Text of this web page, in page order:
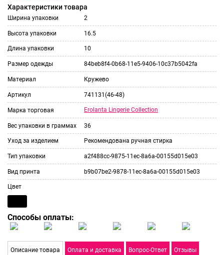
Характеристики товара
Ширина упаковки 2
Высота упаковки 16.5
Длина упаковки 10
Размер одежды 84beb8f4-0b68-11e5-9406-10c37b5042fa
Материал Кружево
Артикул 741131(46-48)
Марка торговая Erolanta Lingerie Collection
Вес упаковки в граммах 36
Уход за изделием Рекомендована ручная стирка
Тип упаковки a2f488cc-9875-11ec-8a6a-00155d015e03
Вид принта b9b07be2-9878-11ec-8a6a-00155d015e03
Цвет
Способы оплаты:
Описание товара Оплата и доставка Вопрос-Ответ Отзывы